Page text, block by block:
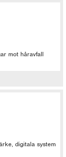
mot håravfall
digitala system